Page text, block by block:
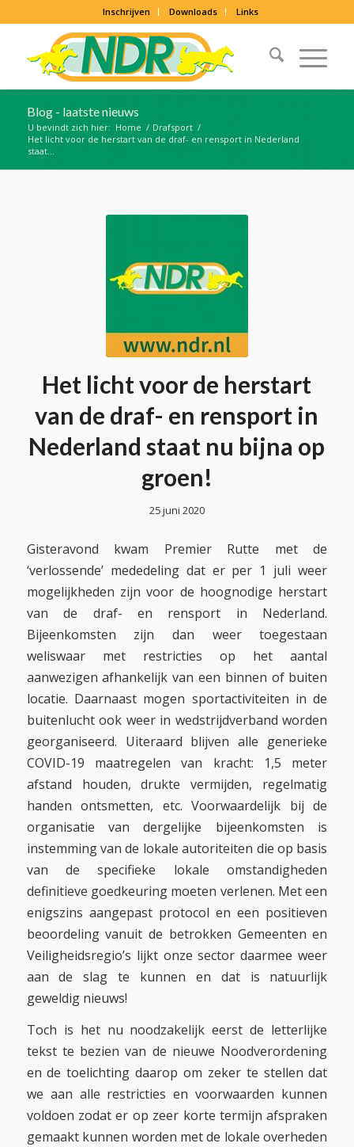
Inschrijven Downloads Links
Blog - laatste nieuws
U bevindt zich hier: Home / Drafsport /
Het licht voor de herstart van de draf- en rensport in Nederland
staat...
Het licht voor de herstart
van de draf- en rensport in
Nederland staat nu bijna op
groen!
25 juni 2020
Gisteravond kwam Premier Rutte met de
‘verlossende’ mededeling dat er per 1 juli weer
mogelijkheden zijn voor de hoognodige herstart
van de draf- en rensport in Nederland.
Bijeenkomsten zijn dan weer toegestaan
weliswaar met restricties op het aantal
aanwezigen afhankelijk van een binnen of buiten
locatie. Daarnaast mogen sportactiviteiten in de
buitenlucht ook weer in wedstrijdverband worden
georganiseerd. Uiteraard blijven alle generieke
COVID-19 maatregelen van kracht: 1,5 meter
afstand houden, drukte vermijden, regelmatig
handen ontsmetten, etc. Voorwaardelijk bij de
organisatie van dergelijke bijeenkomsten is
instemming van de lokale autoriteiten die op basis
van de specifieke lokale omstandigheden
definitieve goedkeuring moeten verlenen. Met een
enigszins aangepast protocol en een positieven
beoordeling vanuit de betrokken Gemeenten en
Veiligheidsregio’s lijkt onze sector daarmee weer
aan de slag te kunnen en dat is natuurlijk
geweldig nieuws!
Toch is het nu noodzakelijk eerst de letterlijke
tekst te bezien van de nieuwe Noodverordening
en de toelichting daarop om zeker te stellen dat
we aan alle restricties en voorwaarden kunnen
voldoen zodat er op zeer korte termijn afspraken
gemaakt kunnen worden met de lokale overheden